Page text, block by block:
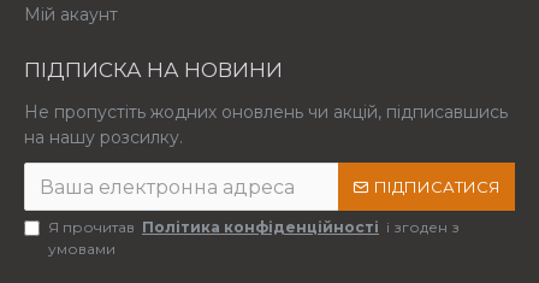
Мій акаунт
ПІДПИСКА НА НОВИНИ
Не пропустіть жодних оновлень чи акцій, підписавшись
на нашу розсилку.
ПІДПИСАТИСЯ
Я прочитав Політика конфіденційності і згоден з
умовами